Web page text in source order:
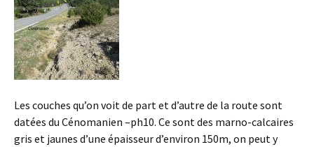
Les couches qu’on voit de part et d’autre de la route sont
datées du Cénomanien –ph10. Ce sont des marno-calcaires
gris et jaunes d’une épaisseur d’environ 150m, on peut y